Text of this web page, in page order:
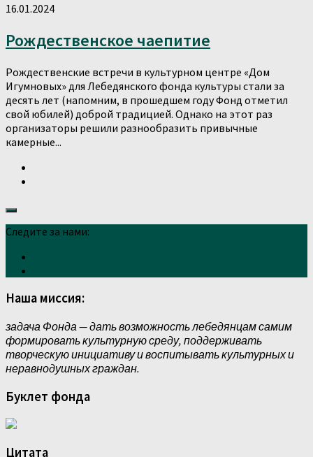
16.01.2024
Рождественское чаепитие
Рождественские встречи в культурном центре «Дом
Игумновых» для Лебедянского фонда культуры стали за
десять лет (напомним, в прошедшем году Фонд отметил
свой юбилей) доброй традицией. Однако на этот раз
организаторы решили разнообразить привычные
камерные...
Следите за нами:
Наша миссия:
задача Фонда — дать возможность лебедянцам самим
формировать культурную среду, поддерживать
творческую инициативу и воспитывать культурных и
неравнодушных граждан.
Буклет фонда
Цитата